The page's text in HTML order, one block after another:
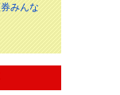
みんな